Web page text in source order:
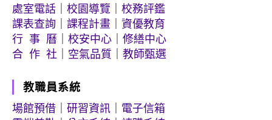
處室電話
校園導覽
校務評鑑
課表查詢
課程計畫
資優教育
行 事 曆
校安中心
修繕中心
合 作 社
空氣品質 教師甄選
教職員系統
場館預借
研習資訊
電子信箱